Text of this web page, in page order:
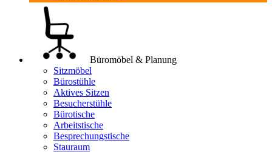
Büromöbel & Planung
Sitzmöbel
Bürostühle
Aktives Sitzen
Besucherstühle
Bürotische
Arbeitstische
Besprechungstische
Stauraum